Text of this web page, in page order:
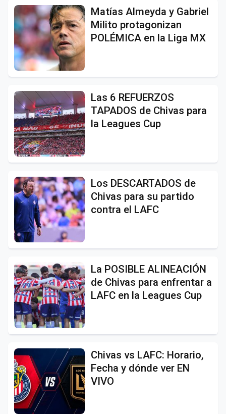
Matías Almeyda y Gabriel
Milito protagonizan
POLÉMICA en la Liga MX
Las 6 REFUERZOS
TAPADOS de Chivas para
la Leagues Cup
Los DESCARTADOS de
Chivas para su partido
contra el LAFC
La POSIBLE ALINEACIÓN
de Chivas para enfrentar a
LAFC en la Leagues Cup
Chivas vs LAFC: Horario,
Fecha y dónde ver EN
VIVO